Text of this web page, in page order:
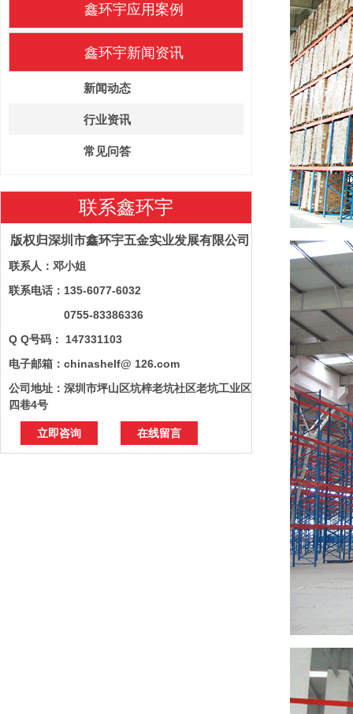
鑫环宇应用案例
鑫环宇新闻资讯
新闻动态
行业资讯
常见问答
联系鑫环宇
版权归深圳市鑫环宇五金实业发展有限公司
联系人：邓小姐
联系电话：135-6077-6032
0755-83386336
Q Q号码： 147331103
电子邮箱：chinashelf@ 126.com
公司地址：深圳市坪山区坑梓老坑社区老坑工业区
四巷4号
立即咨询 在线留言